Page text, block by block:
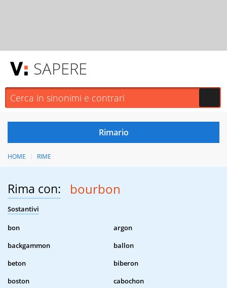
SAPERE
HOME RIME
Rima con: bourbon
Sostantivi
bon
argon
backgammon
ballon
beton
biberon
boston
cabochon